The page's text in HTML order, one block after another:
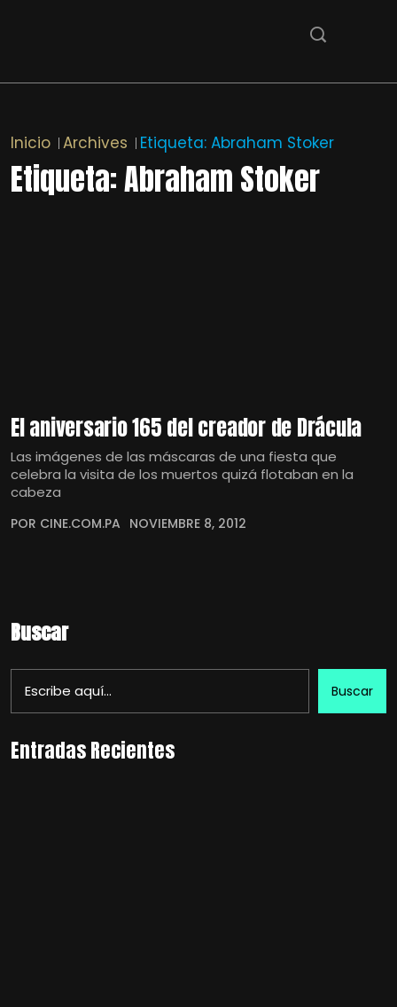
Inicio Archives Etiqueta: Abraham Stoker
Etiqueta:Abraham Stoker
El aniversario 165 del creador de Drácula
Las imágenes de las máscaras de una fiesta que
celebra la visita de los muertos quizá flotaban en la
cabeza
POR CINE.COM.PA NOVIEMBRE 8, 2012
Buscar
Buscar
Entradas Recientes